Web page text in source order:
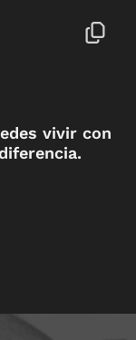
vivir con